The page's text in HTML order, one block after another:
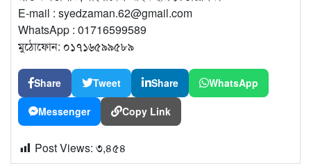
E-mail : syedzaman.62@gmail.com
WhatsApp : 01716599589
মুঠোফোন: ০১৭১৬৫৯৯৫৮৯
Share Tweet Share WhatsApp
Messenger Copy Link
Post Views: ৩,৪৫৪